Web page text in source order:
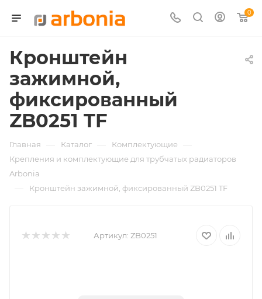
0
Кронштейн
зажимной,
фиксированный
ZB0251 TF
Главная — Каталог — Комплектующие —
Крепления и комплектующие для трубчатых радиаторов
Arbonia
— Кронштейн зажимной, фиксированный ZB0251 TF
Артикул: ZB0251